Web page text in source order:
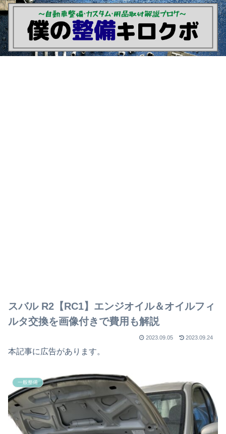
スバル R2【RC1】エンジオイル＆オイルフィ
ルタ交換を画像付きで費用も解説
2023.09.05 2023.09.24
本記事に広告があります。
一般整備